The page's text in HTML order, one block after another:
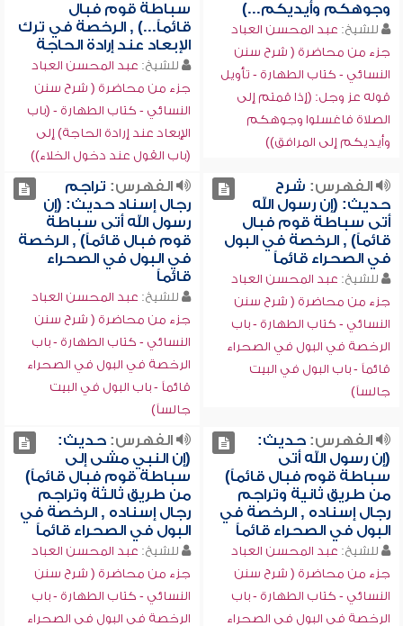
وجوهكم وأيديكم...)
للشيخ: عبد المحسن العباد
جزء من محاضرة ( شرح سنن
النسائي - كتاب الطهارة - تأويل
قوله عز وجل: (إذا قمتم إلى
الصلاة فاغسلوا وجوهكم
وأيديكم إلى المرافق))
سباطة قوم فبال
قائماً...) , الرخصة في ترك
الإبعاد عند إرادة الحاجة
للشيخ: عبد المحسن العباد
جزء من محاضرة ( شرح سنن
النسائي - كتاب الطهارة - (باب
الإبعاد عند إرادة الحاجة) إلى
(باب القول عند دخول الخلاء))
الفهرس: شرح
حديث: (إن رسول الله
أتى سباطة قوم فبال
قائماً) , الرخصة في البول
في الصحراء قائماً
للشيخ: عبد المحسن العباد
جزء من محاضرة ( شرح سنن
النسائي - كتاب الطهارة - باب
الرخصة في البول في الصحراء
قائماً - باب البول في البيت
جالساً)
الفهرس: تراجم
رجال إسناد حديث: (إن
رسول الله أتى سباطة
قوم فبال قائماً) , الرخصة
في البول في الصحراء
قائماً
للشيخ: عبد المحسن العباد
جزء من محاضرة ( شرح سنن
النسائي - كتاب الطهارة - باب
الرخصة في البول في الصحراء
قائماً - باب البول في البيت
جالساً)
الفهرس:حديث:
(إن رسول الله أتى
سباطة قوم فبال قائماً)
من طريق ثانية وتراجم
رجال إسناده , الرخصة في
البول في الصحراء قائماً
للشيخ: عبد المحسن العباد
جزء من محاضرة ( شرح سنن
النسائي - كتاب الطهارة - باب
الرخصة في البول في الصحراء
الفهرس:حديث:
(إن النبي مشى إلى
سباطة قوم فبال قائماً)
من طريق ثالثة وتراجم
رجال إسناده , الرخصة في
البول في الصحراء قائماً
للشيخ: عبد المحسن العباد
جزء من محاضرة ( شرح سنن
النسائي - كتاب الطهارة - باب
الرخصة في البول في الصحراء